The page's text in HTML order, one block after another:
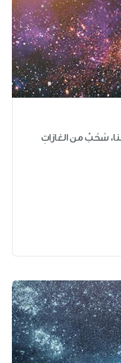
سُحُبٌ من الغازاتِ